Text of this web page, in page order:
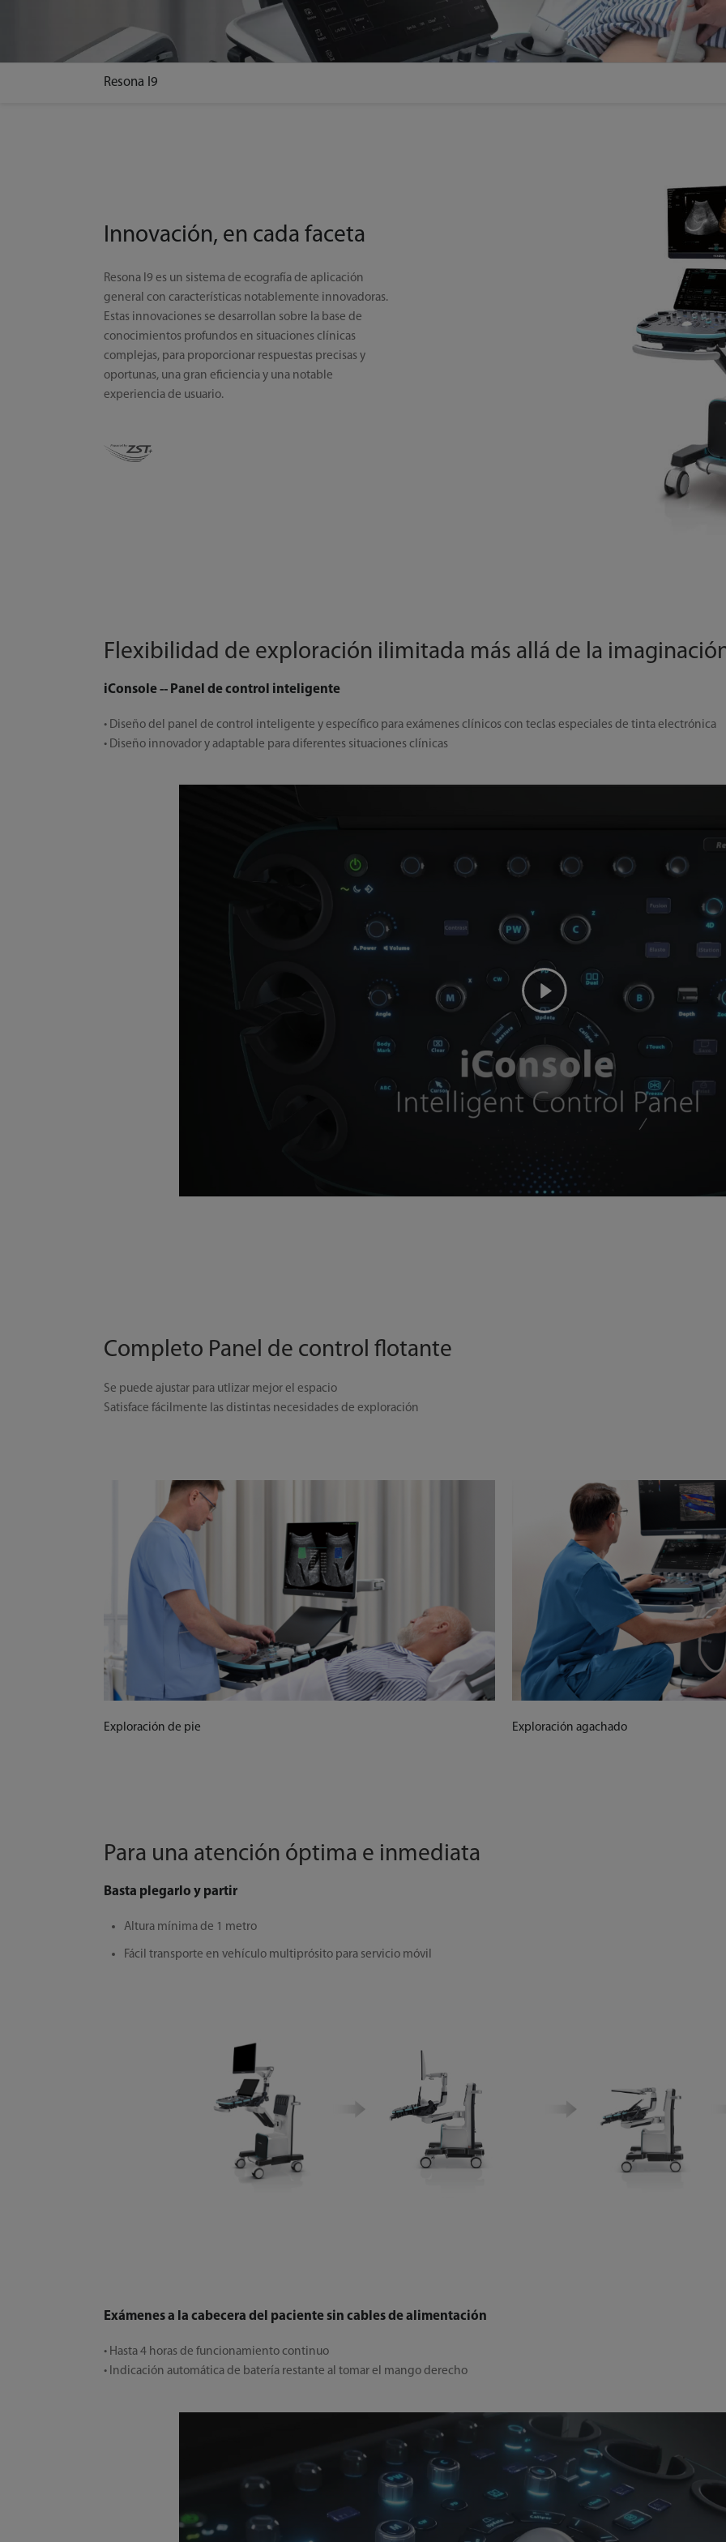
Resona I9
Innovación, en cada faceta
Resona I9 es un sistema de ecografía de aplicación
general con características notablemente innovadoras.
Estas innovaciones se desarrollan sobre la base de
conocimientos profundos en situaciones clínicas
complejas, para proporcionar respuestas precisas y
oportunas, una gran eficiencia y una notable
experiencia de usuario.
Flexibilidad de exploración ilimitada más allá de la
iConsole -- Panel de control inteligente
• Diseño del panel de control inteligente y específico para exámenes clínicos con teclas especiales de tinta electrónica
• Diseño innovador y adaptable para diferentes situaciones clínicas
Completo Panel de control flotante
Se puede ajustar para utlizar mejor el espacio
Satisface fácilmente las distintas necesidades de exploración
Exploración de pie Exploración agachado
Para una atención óptima e inmediata
Basta plegarlo y partir
Altura mínima de 1 metro
Fácil transporte en vehículo multiprósito para servicio móvil
Exámenes a la cabecera del paciente sin cables de alimentación
• Hasta 4 horas de funcionamiento continuo
• Indicación automática de batería restante al tomar el mango derecho